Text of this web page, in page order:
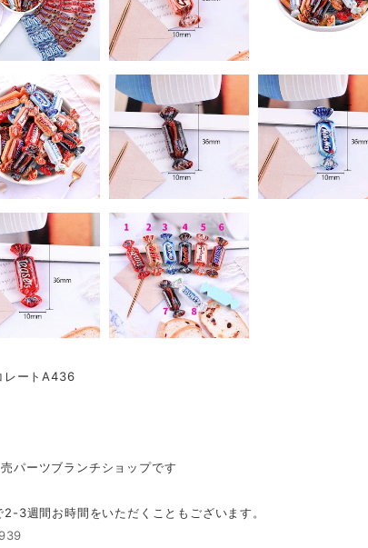
レートA436
パーツブランチショップです
3週間お時間をいただくこともございます。